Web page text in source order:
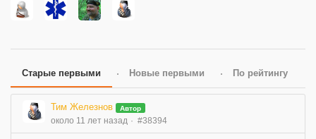
Старые первыми Новые первыми По рейтингу
Тим Железнов Автор
около 11 лет назад #38394